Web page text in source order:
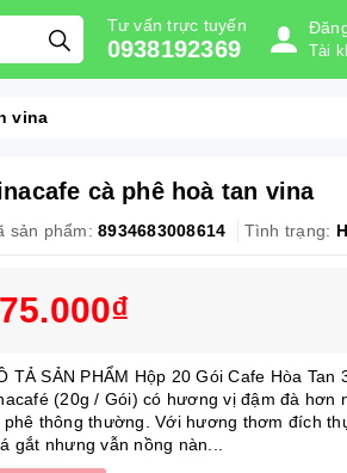
Tư vấn trực tuyến
0938192369 Tài
vina
cà phê hoà tan vina
sản phẩm: 8934683008614 Tình trạng:
75.000₫
TẢ SẢN PHẨM Hộp 20 Gói Cafe Hòa Tan
(20g / Gói) có hương vị đậm đà hơn
phê thông thường. Với hương thơm đích
gắt nhưng vẫn nồng nàn...